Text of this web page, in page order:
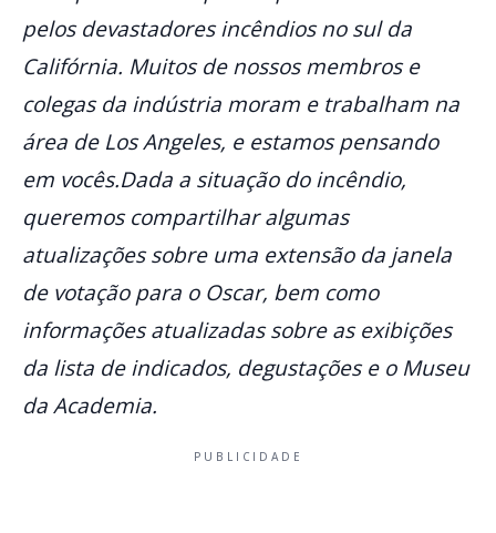
pelos devastadores incêndios no sul da
Califórnia. Muitos de nossos membros e
colegas da indústria moram e trabalham na
área de Los Angeles, e estamos pensando
em vocês.Dada a situação do incêndio,
queremos compartilhar algumas
atualizações sobre uma extensão da janela
de votação para o Oscar, bem como
informações atualizadas sobre as exibições
da lista de indicados, degustações e o Museu
da Academia.
PUBLICIDADE